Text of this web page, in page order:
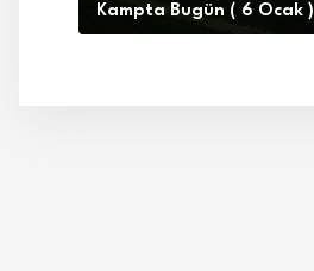
Kampta Bugün ( 6 Ocak )